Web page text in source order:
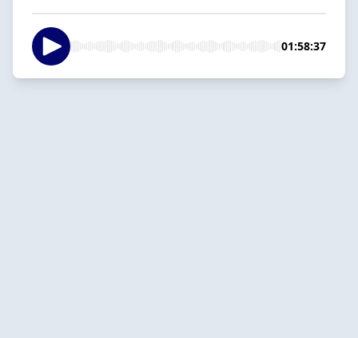
01:58:37